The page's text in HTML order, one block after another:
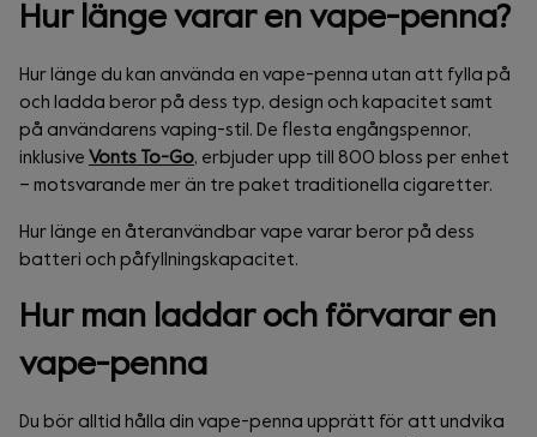
Hur länge varar en vape-penna?
Hur länge du kan använda en vape-penna utan att fylla på
och ladda beror på dess typ, design och kapacitet samt
på användarens vaping-stil. De flesta engångspennor,
inklusive Vonts To-Go, erbjuder upp till 800 bloss per enhet
– motsvarande mer än tre paket traditionella cigaretter.
Hur länge en återanvändbar vape varar beror på dess
batteri och påfyllningskapacitet.
Hur man laddar och förvarar en
vape-penna
Du bör alltid hålla din vape-penna upprätt för att undvika